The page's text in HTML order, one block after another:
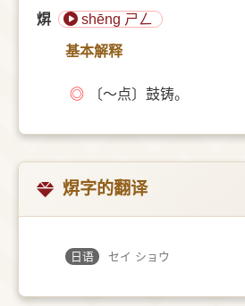
焺 shēng ㄕㄥ
基本解释
◎ 〔～点〕鼓铸。
焺字的翻译
日语 セイ ショウ